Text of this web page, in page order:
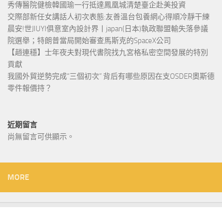
秀傳醫院健檢韓國瑜一行抵達鳳凰城清楚臺企赴美投資
交際部新任女講話人初次表態:友善溫台包養網心得順冷靜干練
晨安!世JIUYI俱意室內設計界丨japan(日本)執政聯盟輸失落參議
院選舉；特朗普當局開始審查馬斯克的SpaceX公司
【趙連穩】士年夜夫對現代書院找九宮格私密空間發展的特別
貢獻
我國外貿逆勢完成“三個初次” 背后有哪些原因在支OSDER奧斯德
零件報價持？
近期留言
尚無留言可供顯示。
MORE